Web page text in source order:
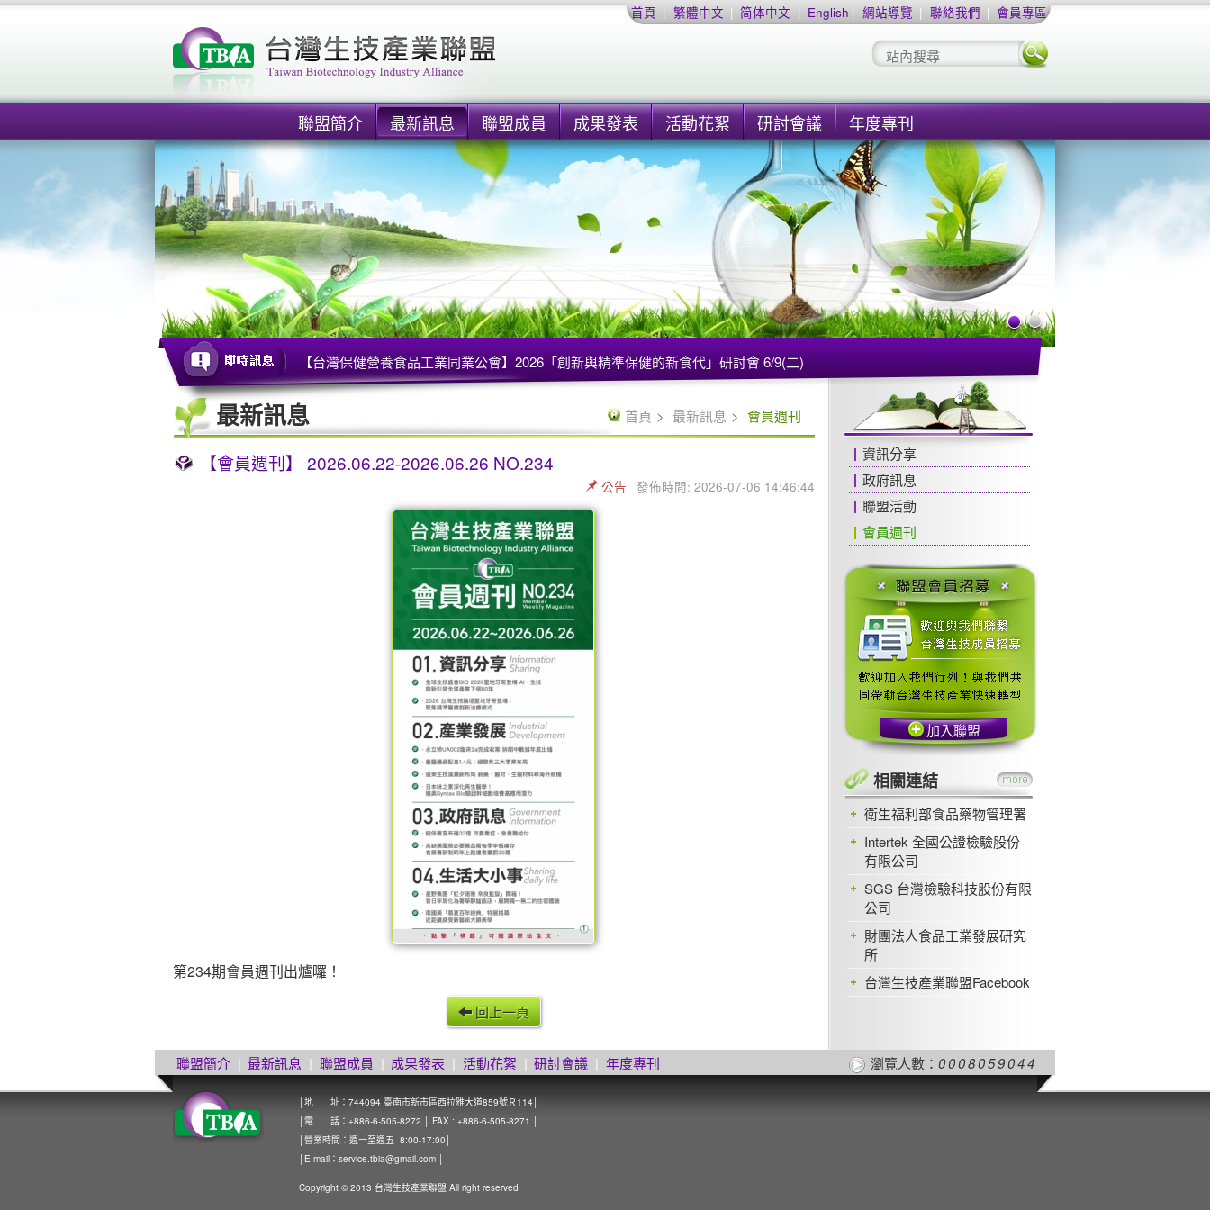
首頁 | 繁體中文 | 简体中文 | English | 網站導覽 | 聯絡我們 | 會員專區
聯盟簡介 最新訊息 聯盟成員 成果發表 活動花絮 研討會議 年度專刊
【台灣保健營養食品工業同業公會】2026「創新與精準保健的新食代」研討會 6/9(二)
首頁 最新訊息 會員週刊
最新訊息
【會員週刊】 2026.06.22-2026.06.26 NO.234
公告 發佈時間: 2026-07-06 14:46:44
第234期會員週刊出爐囉！
回上一頁
資訊分享
政府訊息
聯盟活動
會員週刊
加入聯盟
相關連結
衛生福利部食品藥物管理署
Intertek 全國公證檢驗股份
有限公司
SGS 台灣檢驗科技股份有限
公司
財團法人食品工業發展研究
所
台灣生技產業聯盟Facebook
聯盟簡介 | 最新訊息 | 聯盟成員 | 成果發表 | 活動花絮 | 研討會議 | 年度專刊 瀏覽人數： 0008059044
│地 址：744094 臺南市新市區西拉雅大道859號Ｒ114│
│電 話：+886-6-505-8272 │ FAX : +886-6-505-8271 │
│營業時間：週一至週五 8:00-17:00│
│E-mail： service.tbia@gmail.com
Copyright © 2013 台灣生技產業聯盟 All right reserved